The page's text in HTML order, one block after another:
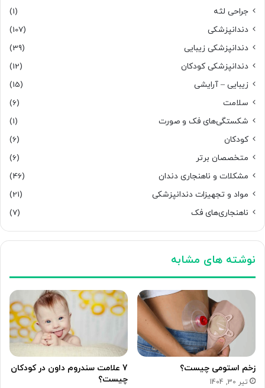
جراحی لثه
(1)
دندانپزشکی
(107)
دندانپزشکی زیبایی
(39)
دندانپزشکی کودکان
(12)
زیبایی – آرایشی
(15)
سلامت
(6)
شکستگی‌های فک و صورت
(1)
کودکان
(6)
متخصصان برتر
(6)
مشکلات و ناهنجاری دندان
(46)
مواد و تجهیزات دندانپزشکی
(21)
ناهنجاری‌های فک
(7)
نوشته های مشابه
زخم استومی چیست؟
تیر 30, 1404
7 علامت سندروم داون در کودکان
چیست؟